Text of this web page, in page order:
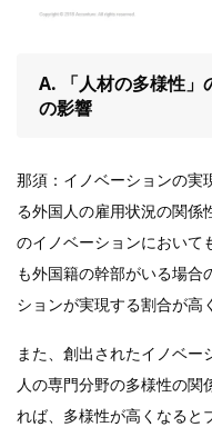
A. 「人材の多様性」
の影響
那須：イノベーションの実
る外国人の雇用状況の関係
のイノベーションにおいて
も外国籍の幹部がいる場合
ションが実現する割合が高
また、創出されたイノベ
人の専門分野の多様性の関
れば、多様性が高くなると